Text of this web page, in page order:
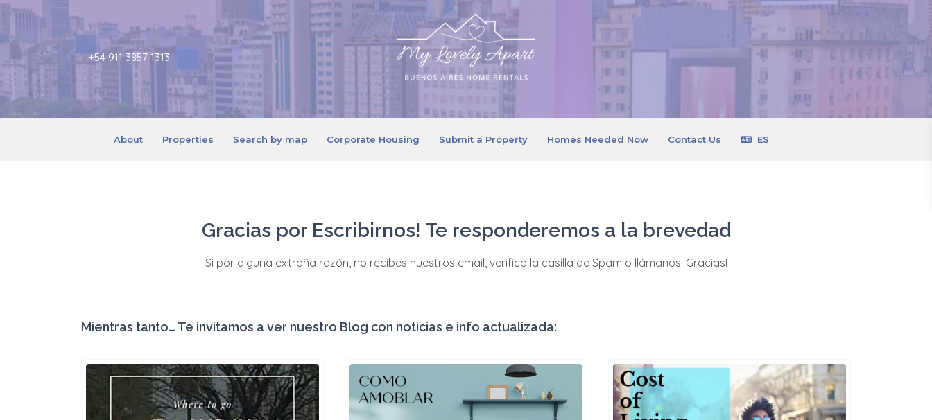
+54 911 3857 1313
About Properties Search by map Corporate Housing Submit a Property Homes Needed Now Contact Us ES
Gracias por Escribirnos! Te responderemos a la brevedad
Si por alguna extraña razón, no recibes nuestros email, verifica la casilla de Spam o llámanos. Gracias!
Mientras tanto… Te invitamos a ver nuestro Blog con noticias e info actualizada: